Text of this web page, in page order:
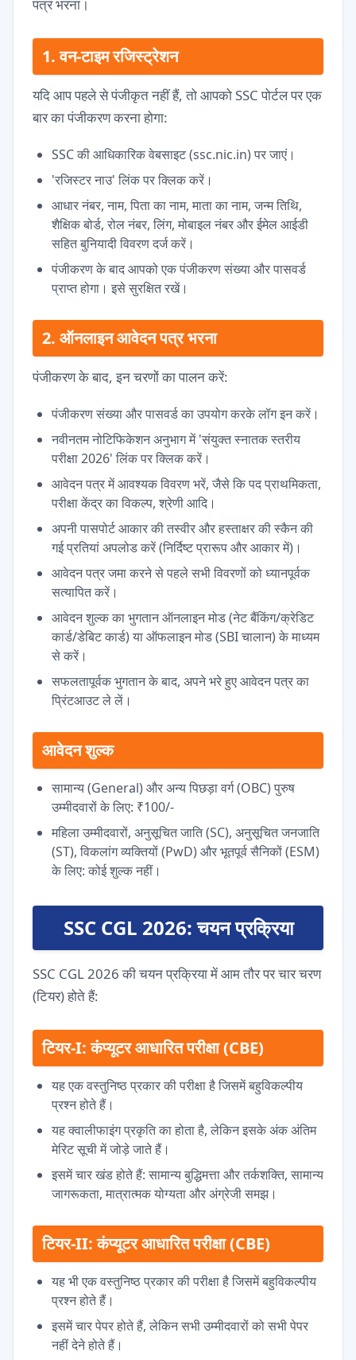
पत्र भरना।
1. वन-टाइम रजिस्ट्रेशन
यदि आप पहले से पंजीकृत नहीं हैं, तो आपको SSC पोर्टल पर एक
बार का पंजीकरण करना होगा:
SSC की आधिकारिक वेबसाइट (ssc.nic.in) पर जाएं।
'रजिस्टर नाउ' लिंक पर क्लिक करें।
आधार नंबर, नाम, पिता का नाम, माता का नाम, जन्म तिथि,
शैक्षिक बोर्ड, रोल नंबर, लिंग, मोबाइल नंबर और ईमेल आईडी
सहित बुनियादी विवरण दर्ज करें।
पंजीकरण के बाद आपको एक पंजीकरण संख्या और पासवर्ड
प्राप्त होगा। इसे सुरक्षित रखें।
2. ऑनलाइन आवेदन पत्र भरना
पंजीकरण के बाद, इन चरणों का पालन करें:
पंजीकरण संख्या और पासवर्ड का उपयोग करके लॉग इन करें।
नवीनतम नोटिफिकेशन अनुभाग में 'संयुक्त स्नातक स्तरीय
परीक्षा 2026' लिंक पर क्लिक करें।
आवेदन पत्र में आवश्यक विवरण भरें, जैसे कि पद प्राथमिकता,
परीक्षा केंद्र का विकल्प, श्रेणी आदि।
अपनी पासपोर्ट आकार की तस्वीर और हस्ताक्षर की स्कैन की
गई प्रतियां अपलोड करें (निर्दिष्ट प्रारूप और आकार में)।
आवेदन पत्र जमा करने से पहले सभी विवरणों को ध्यानपूर्वक
सत्यापित करें।
आवेदन शुल्क का भुगतान ऑनलाइन मोड (नेट बैंकिंग/क्रेडिट
कार्ड/डेबिट कार्ड) या ऑफलाइन मोड (SBI चालान) के माध्यम
से करें।
सफलतापूर्वक भुगतान के बाद, अपने भरे हुए आवेदन पत्र का
प्रिंटआउट ले लें।
आवेदन शुल्क
सामान्य (General) और अन्य पिछड़ा वर्ग (OBC) पुरुष
उम्मीदवारों के लिए: ₹100/-
महिला उम्मीदवारों, अनुसूचित जाति (SC), अनुसूचित जनजाति
(ST), विकलांग व्यक्तियों (PwD) और भूतपूर्व सैनिकों (ESM)
के लिए: कोई शुल्क नहीं।
SSC CGL 2026: चयन प्रक्रिया
SSC CGL 2026 की चयन प्रक्रिया में आम तौर पर चार चरण
(टियर) होते हैं:
टियर-I: कंप्यूटर आधारित परीक्षा (CBE)
यह एक वस्तुनिष्ठ प्रकार की परीक्षा है जिसमें बहुविकल्पीय
प्रश्न होते हैं।
यह क्वालीफाइंग प्रकृति का होता है, लेकिन इसके अंक अंतिम
मेरिट सूची में जोड़े जाते हैं।
इसमें चार खंड होते हैं: सामान्य बुद्धिमत्ता और तर्कशक्ति, सामान्य
जागरूकता, मात्रात्मक योग्यता और अंग्रेजी समझ।
टियर-II: कंप्यूटर आधारित परीक्षा (CBE)
यह भी एक वस्तुनिष्ठ प्रकार की परीक्षा है जिसमें बहुविकल्पीय
प्रश्न होते हैं।
इसमें चार पेपर होते हैं, लेकिन सभी उम्मीदवारों को सभी पेपर
नहीं देने होते हैं।